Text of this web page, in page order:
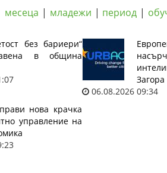
месеца | младежи | период |
без бариери“
в община
Загора
06.08.2026 09:34
нова крачка
управление на